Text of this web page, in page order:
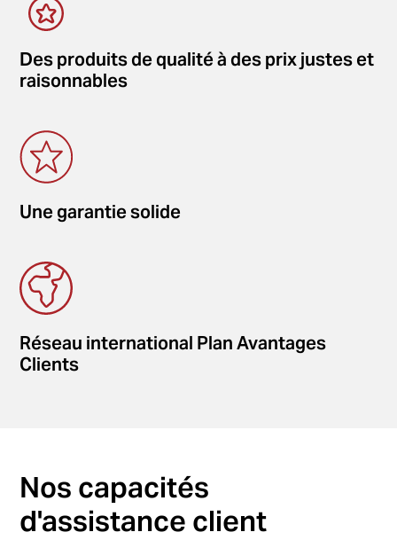
Des produits de qualité à des prix justes et
raisonnables
Une garantie solide
Réseau international Plan Avantages
Clients
Nos capacités
d'assistance client